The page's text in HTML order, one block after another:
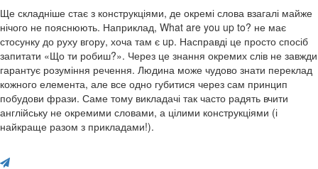
Ще складніше стає з конструкціями, де окремі слова взагалі майже
нічого не пояснюють. Наприклад, What are you up to? не має
стосунку до руху вгору, хоча там є up. Насправді це просто спосіб
запитати «Що ти робиш?». Через це знання окремих слів не завжди
гарантує розуміння речення. Людина може чудово знати переклад
кожного елемента, але все одно губитися через сам принцип
побудови фрази. Саме тому викладачі так часто радять вчити
англійську не окремими словами, а цілими конструкціями (і
найкраще разом з прикладами!).